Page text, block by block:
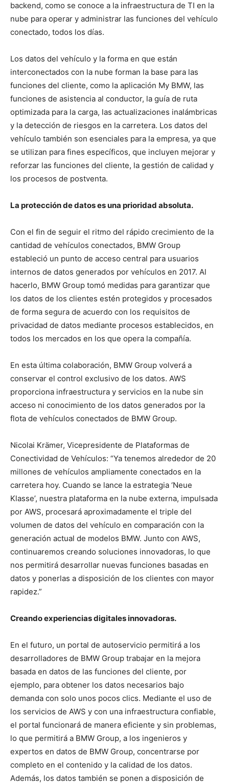
backend, como se conoce a la infraestructura de TI en la
nube para operar y administrar las funciones del vehículo
conectado, todos los días.
Los datos del vehículo y la forma en que están
interconectados con la nube forman la base para las
funciones del cliente, como la aplicación My BMW, las
funciones de asistencia al conductor, la guía de ruta
optimizada para la carga, las actualizaciones inalámbricas
y la detección de riesgos en la carretera. Los datos del
vehículo también son esenciales para la empresa, ya que
se utilizan para fines específicos, que incluyen mejorar y
reforzar las funciones del cliente, la gestión de calidad y
los procesos de postventa.
La protección de datos es una prioridad absoluta.
Con el fin de seguir el ritmo del rápido crecimiento de la
cantidad de vehículos conectados, BMW Group
estableció un punto de acceso central para usuarios
internos de datos generados por vehículos en 2017. Al
hacerlo, BMW Group tomó medidas para garantizar que
los datos de los clientes estén protegidos y procesados ​​
de forma segura de acuerdo con los requisitos de
privacidad de datos mediante procesos establecidos, en
todos los mercados en los que opera la compañía.
En esta última colaboración, BMW Group volverá a
conservar el control exclusivo de los datos. AWS
proporciona infraestructura y servicios en la nube sin
acceso ni conocimiento de los datos generados por la
flota de vehículos conectados de BMW Group.
Nicolai Krämer, Vicepresidente de Plataformas de
Conectividad de Vehículos: “Ya tenemos alrededor de 20
millones de vehículos ampliamente conectados en la
carretera hoy. Cuando se lance la estrategia ‘Neue
Klasse’, nuestra plataforma en la nube externa, impulsada
por AWS, procesará aproximadamente el triple del
volumen de datos del vehículo en comparación con la
generación actual de modelos BMW. Junto con AWS,
continuaremos creando soluciones innovadoras, lo que
nos permitirá desarrollar nuevas funciones basadas en
datos y ponerlas a disposición de los clientes con mayor
rapidez.”
Creando experiencias digitales innovadoras.
En el futuro, un portal de autoservicio permitirá a los
desarrolladores de BMW Group trabajar en la mejora
basada en datos de las funciones del cliente, por
ejemplo, para obtener los datos necesarios bajo
demanda con solo unos pocos clics. Mediante el uso de
los servicios de AWS y con una infraestructura confiable,
el portal funcionará de manera eficiente y sin problemas,
lo que permitirá a BMW Group, a los ingenieros y
expertos en datos de BMW Group, concentrarse por
completo en el contenido y la calidad de los datos.
Además, los datos también se ponen a disposición de